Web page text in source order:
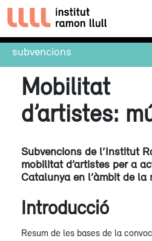
subvencions
Mobilitat
d’artistes:
Subvencions de l’Institut
mobilitat d’artistes per a
Catalunya en l’àmbit de la
Introducció
Resum de les bases de la